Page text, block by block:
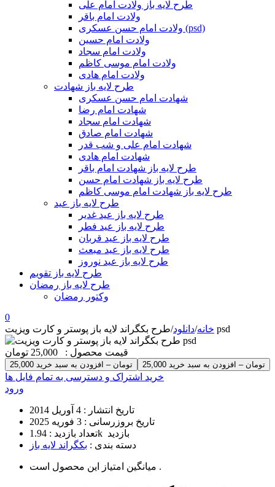
طرح لایه باز ولادت امام علی
ولادت امام باقر
ولادت امام حسن عسکری (psd)
ولادت امام حسین
ولادت امام سجاد
ولادت امام موسی کاظم
ولادت امام هادی
طرح لایه باز شهادت
شهادت امام حسن عسکری
شهادت امام رضا
شهادت امام سجاد
شهادت امام صادق
شهادت امام علی و شب قدر
شهادت امام هادی
طرح لایه باز شهادت امام باقر
طرح لایه باز شهادت امام حسن
طرح لایه باز شهادت امام موسی کاظم
طرح لایه باز عید
طرح لایه باز عید غدیر
طرح لایه باز عید فطر
طرح لایه باز عید قربان
طرح لایه باز عید مبعث
طرح لایه باز عید نوروز
طرح لایه باز تقویم
طرح لایه باز رمضان
وکتور رمضان
0
خانه/دانلود/ طرح بکگراند لایه باز پوستر و کارت ویزیت psd
قیمت محصول : 25,000 تومان
25,000 تومان – افزودن به سبد خرید
خرید اشتراک و دسترسی به تمام فایل ها
ورود
تاریخ انتشار : 4 آوریل 2014
تاریخ بروزرسانی : 3 فوریه 2025
تعداد بازدید :
1.94k بازدید
دسته بندی : بکگراند لایه باز
میانگین امتیاز این محصول است .